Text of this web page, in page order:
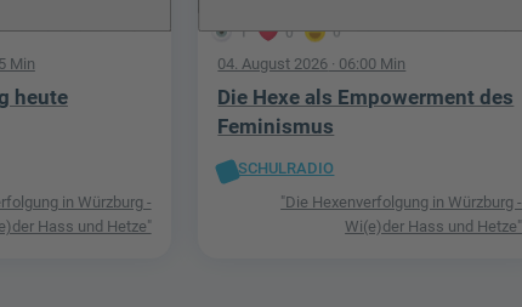
Min
heute
in Würzburg -
Hass und Hetze"
1 0 0
04. August 2026 · 06:00 Min
Die Hexe als Empowerment des
Feminismus
SCHULRADIO
"Die Hexenverfolgung in Würzburg -
Wi(e)der Hass und Hetze"